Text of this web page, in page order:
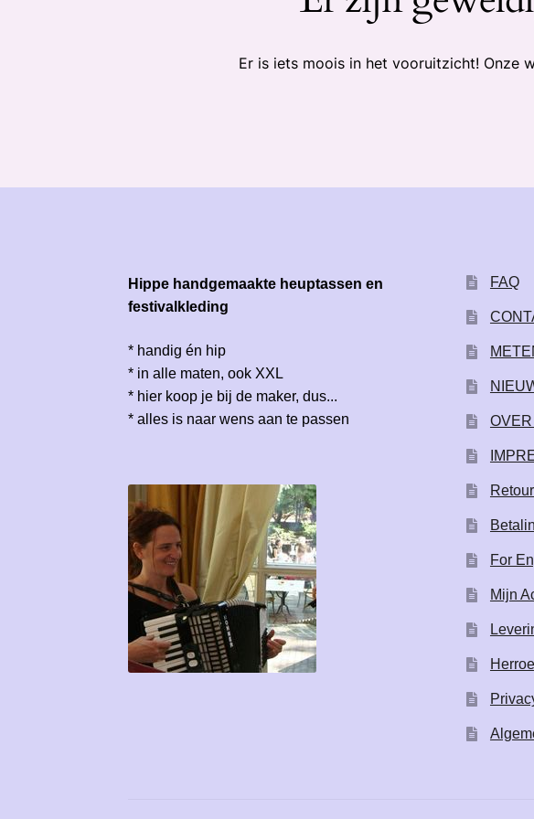
Er is iets moois in het vooruitzicht! Onze
Hippe handgemaakte heuptassen en
festivalkleding
* handig én hip
* in alle maten, ook XXL
* hier koop je bij de maker, dus...
* alles is naar wens aan te passen
FAQ
OVER
For
Mijn